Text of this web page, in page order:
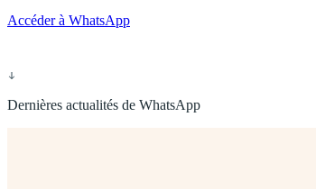
Accéder à WhatsApp
Dernières actualités de WhatsApp